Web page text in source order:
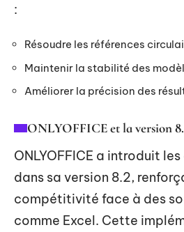
:
Résoudre les références
Maintenir la stabilité des
Améliorer la précision des
ONLYOFFICE et la version
ONLYOFFICE a introduit
dans sa version 8.2,
compétitivité face à des
comme Excel. Cette